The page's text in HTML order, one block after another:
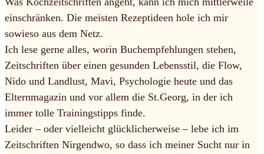
einschränken. Die meisten Rezeptideen hole ich mir
sowieso aus dem Netz.
Ich lese gerne alles, worin Buchempfehlungen stehen,
Zeitschriften über einen gesunden Lebensstil, die Flow,
Nido und Landlust, Mavi, Psychologie heute und das
Elternmagazin und vor allem die St.Georg, in der ich
immer tolle Trainingstipps finde.
Leider – oder vielleicht glücklicherweise – lebe ich im
Zeitschriften Nirgendwo, so dass ich meiner Sucht nur in